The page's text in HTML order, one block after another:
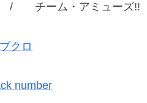
/ チーム・アミューズ!!
クロ
number